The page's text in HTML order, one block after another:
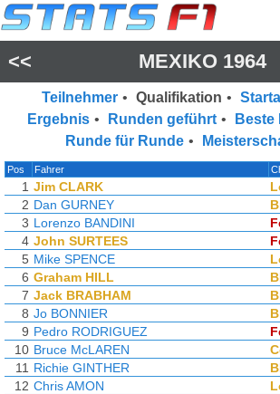
<< MEXIKO 1964
Teilnehmer • Qualifikation •
Ergebnis • Runden geführt • Beste
Runde für Runde •
Pos Fahrer
1 Jim CLARK
2 Dan GURNEY
3 Lorenzo BANDINI
4 John SURTEES
5 Mike SPENCE
6 Graham HILL
7 Jack BRABHAM
8 Jo BONNIER
9 Pedro RODRIGUEZ
10 Bruce McLAREN
11 Richie GINTHER
12 Chris AMON